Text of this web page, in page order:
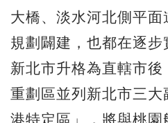
大橋、淡水河北側平
規劃闢建，也都在逐步
新北市升格為直轄市
重劃區並列新北市三
港特定區」，將與桃